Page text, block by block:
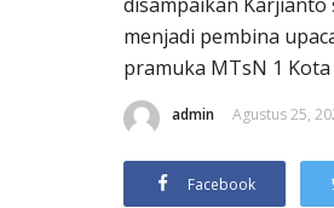
menjadi pembina
pramuka MTsN 1
admin Agustus 25,
Facebook